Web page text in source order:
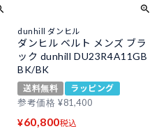
dunhill ダンヒル
ダンヒル ベルト メンズ ブラ
ック dunhill DU23R4A11GB
BK/BK
送料無料
ラッピング
参考価格 ¥81,400
¥60,800税込